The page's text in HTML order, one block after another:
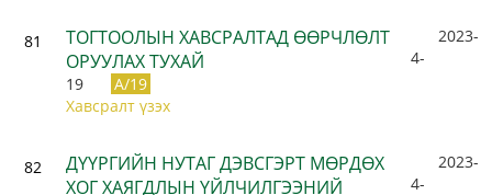
81
ТОГТООЛЫН ХАВСРАЛТАД ӨӨРЧЛӨЛТ
ОРУУЛАХ ТУХАЙ
2023-
4-
19
A/19
Хавсралт үзэх
82
ДҮҮРГИЙН НУТАГ ДЭВСГЭРТ МӨРДӨХ
ХОГ ХАЯГДЛЫН ҮЙЛЧИЛГЭЭНИЙ
2023-
4-